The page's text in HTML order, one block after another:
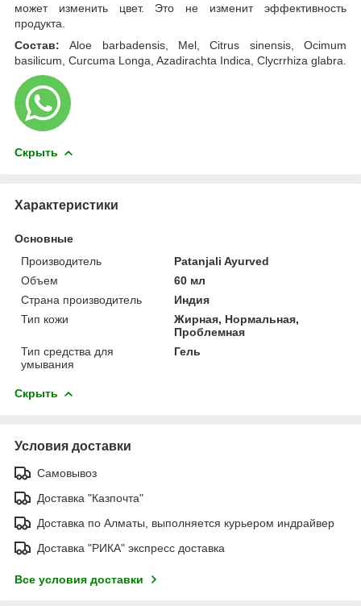
может изменить цвет. Это не изменит эффективность
продукта.
Состав:Aloe barbadensis, Mel, Citrus sinensis, Ocimum
basilicum, Curcuma Longa, Azadirachta Indica, Clycrrhiza glabra.
Скрыть
Характеристики
Основные
Производитель
Patanjali Ayurved
Объем
60 мл
Страна производитель
Индия
Тип кожи
Жирная, Нормальная,
Проблемная
Тип средства для
умывания
Гель
Скрыть
Условия доставки
Самовывоз
Доставка "Казпочта"
Доставка по Алматы, выполняется курьером индрайвер
Доставка "РИКА" экспресс доставка
Все условия доставки